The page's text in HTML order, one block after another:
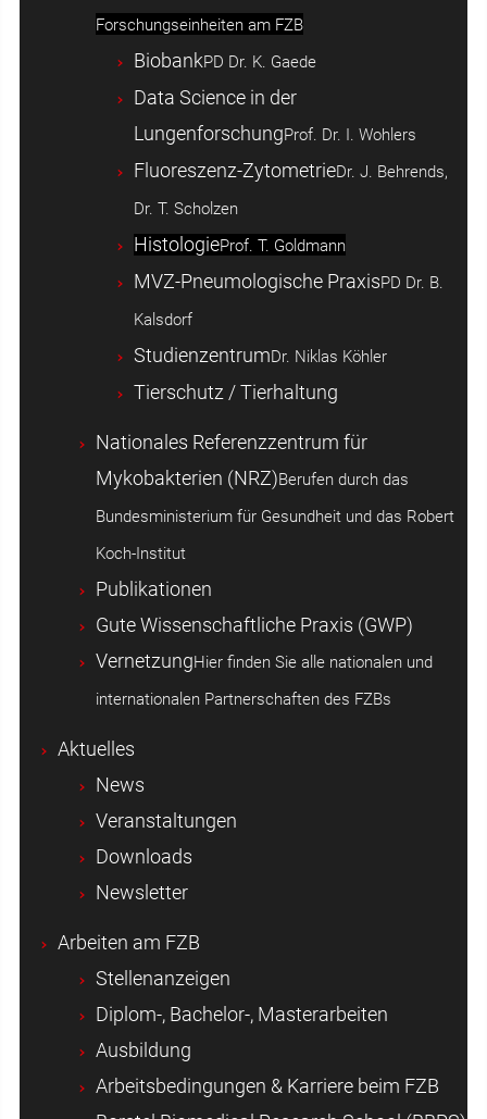
Forschungseinheiten am FZB
BiobankPD Dr. K. Gaede
Data Science in der
LungenforschungProf. Dr. I. Wohlers
Fluoreszenz-ZytometrieDr. J. Behrends,
Dr. T. Scholzen
HistologieProf. T. Goldmann
MVZ-Pneumologische PraxisPD Dr. B.
Kalsdorf
StudienzentrumDr. Niklas Köhler
Tierschutz / Tierhaltung
Nationales Referenzzentrum für
Mykobakterien (NRZ)Berufen durch das
Bundesministerium für Gesundheit und das Robert
Koch-Institut
Publikationen
Gute Wissenschaftliche Praxis (GWP)
VernetzungHier finden Sie alle nationalen und
internationalen Partnerschaften des FZBs
Aktuelles
News
Veranstaltungen
Downloads
Newsletter
Arbeiten am FZB
Stellenanzeigen
Diplom-, Bachelor-, Masterarbeiten
Ausbildung
Arbeitsbedingungen & Karriere beim FZB